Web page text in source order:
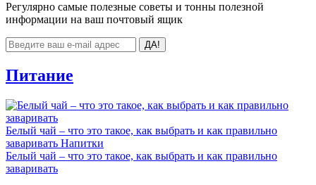
Регулярно самые полезные советы и тонны полезной
информации на ваш почтовый ящик
ДА!
Питание
Белый чай – что это такое, как выбрать и как правильно
заваривать Напитки
Белый чай – что это такое, как выбрать и как правильно
заваривать